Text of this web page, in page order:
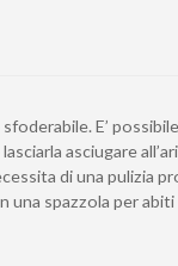
E’
asciugare
di una pulizia
una spazzola per abiti